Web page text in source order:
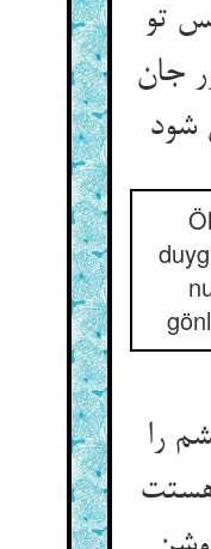
تو
جان
شود
را